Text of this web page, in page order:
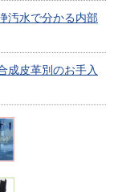
汚水で分かる内部
成皮革別のお手入